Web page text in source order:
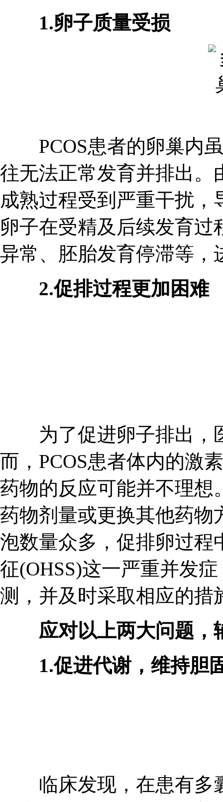
1.卵子质量受损
PCOS患者的卵巢内虽
往无法正常发育并排出。
成熟过程受到严重干扰
卵子在受精及后续发育
异常、胚胎发育停滞等，
2.促排过程更加困难
为了促进卵子排出，
而，PCOS患者体内的激
药物的反应可能并不理想
药物剂量或更换其他药物
泡数量众多，促排卵过程
征(OHSS)这一严重并发
测，并及时采取相应的措
应对以上两大问题，
1.促进代谢，维持胆
临床发现，在患有多